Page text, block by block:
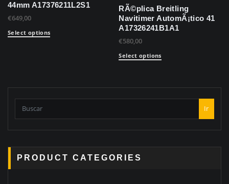
44mm A17376211L2S1
€649,00
Select options
RÃ©plica Breitling
Navitimer AutomÃ¡tico 41
A17326241B1A1
€580,00
Select options
Ir
PRODUCT CATEGORIES